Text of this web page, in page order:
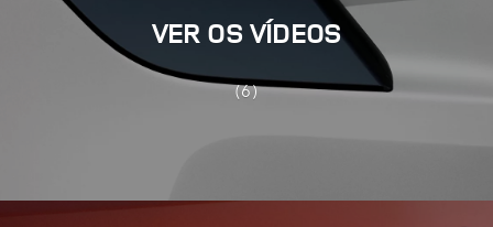
VER OS VÍDEOS
(6)